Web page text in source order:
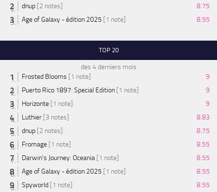
dnup [2 notes]
8.75
Age of Galaxy - édition 2025 [1 note] 8.55
TOP 20
des 4 derniers mois
Frosted Blooms [1 note]
9
Puerto Rico 1897: Special Edition [1 note]
9
Horizonte [1 note]
9
Luthier [3 notes]
8.83
dnup [2 notes]
8.75
Fromage [1 note]
8.55
Darwin's Journey: Oceania [1 note]
8.55
Age of Galaxy - édition 2025 [1 note]
8.55
Spyworld [1 note]
8.55